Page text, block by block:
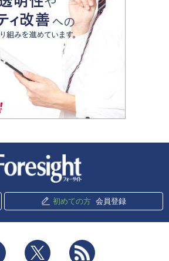
初めての方 会員登録
Facebook Twitter